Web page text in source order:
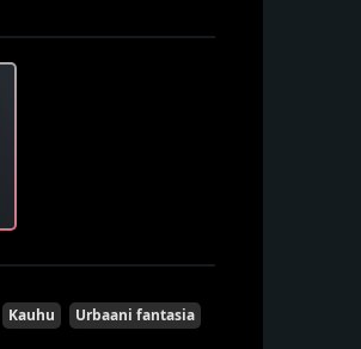
Kauhu
Urbaani fantasia